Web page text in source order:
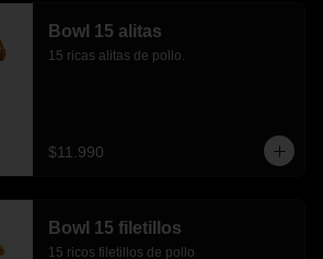
Bowl 15 alitas
15 ricas alitas de pollo.
$11.990
Bowl 15 filetillos
15 ricos filetillos de pollo